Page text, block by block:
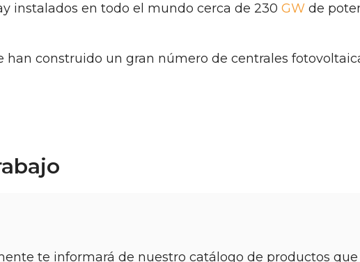
instalados en todo el mundo cerca de 230 GW de
han construido un gran número de centrales
te informará de nuestro catálogo de productos que